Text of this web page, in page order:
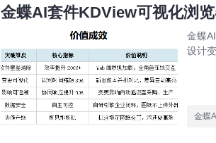
金蝶AI套件KDView可视化浏
金蝶
设计
金蝶